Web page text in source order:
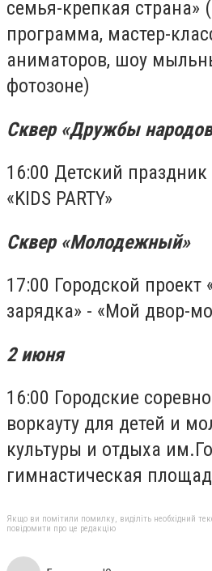
семья-крепкая страна»
программа, мастер-
аниматоров, шоу
фотозоне)
Сквер «Дружбы
16:00 Детский
«KIDS PARTY»
Сквер «Молодежный»
17:00 Городской проект
зарядка» - «Мой двор-
2 июня
16:00 Городские
воркауту для детей и
культуры и отдыха
гимнастическая
Якщо ви помітили помилку, виділіть необхідний
повідомити про це редакцію